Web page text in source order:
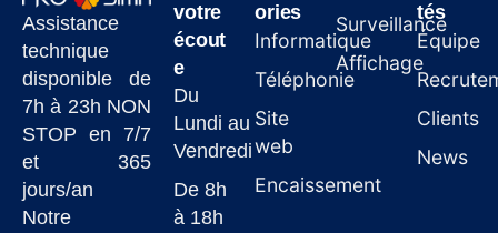
Assistance
technique
disponible de
7h à 23h NON
STOP en 7/7
et 365
jours/an
Notre
votre
écout
e
Du
Lundi au
Vendredi
De 8h
à 18h
ories
Informatique
Téléphonie
Site
web
Encaissement
Surveillance
Affichage
tés
Équipe
Clients
News